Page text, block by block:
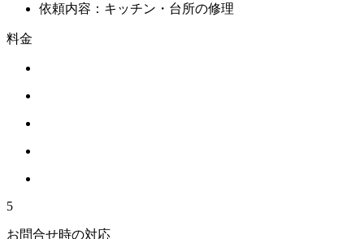
依頼内容： キッチン・台所の修理
料金
5
お問合せ時の対応